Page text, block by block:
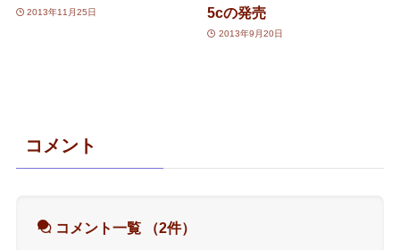
2013年11月25日
5cの発売
2013年9月20日
コメント
コメント一覧 （2件）